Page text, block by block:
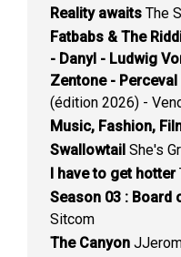
Reality awaits The
Fatbabs & The
- Danyl - Ludwig
Zentone - Perceval
(édition 2026) -
Music, Fashion,
Swallowtail She's
I have to get hotter
Season 03 : Board
Sitcom
The Canyon